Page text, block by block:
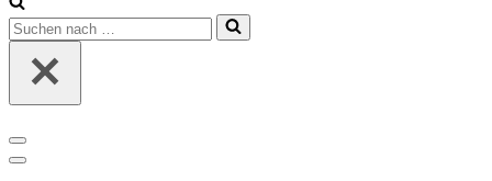
Suchen
nach …
Navigations-
Menü
Navigations-